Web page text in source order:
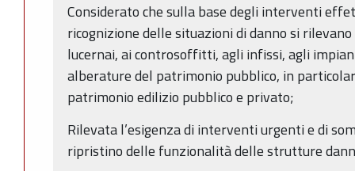
Considerato che sulla base degli interventi
ricognizione delle situazioni di danno si
lucernai, ai controsoffitti, agli infissi, agli
alberature del patrimonio pubblico, in
patrimonio edilizio pubblico e privato;
Rilevata l’esigenza di interventi urgenti e di
ripristino delle funzionalità delle strutture